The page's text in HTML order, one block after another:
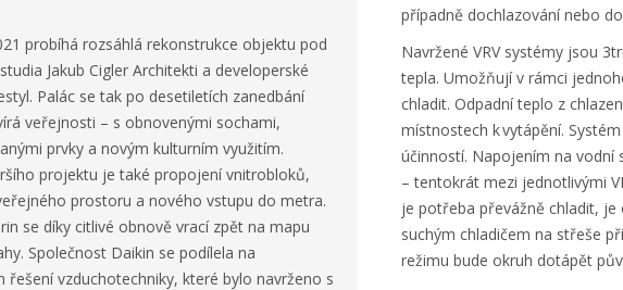
probíhá rozsáhlá rekonstrukce objektu pod
Jakub Cigler Architekti a developerské
Palác se tak po desetiletích zanedbání
veřejnosti – s obnovenými sochami,
prvky a novým kulturním využitím.
projektu je také propojení vnitrobloků,
prostoru a nového vstupu do metra.
se díky citlivé obnově vrací zpět na mapu
Společnost Daikin se podílela na
řešení vzduchotechniky, které bylo navrženo s
případně dochlazování nebo
Navržené VRV systémy jsou
tepla. Umožňují v rámci
chladit. Odpadní teplo z
místnostech k vytápění.
účinností. Napojením na vodní
– tentokrát mezi jednotlivými
je potřeba převážně chladit,
suchým chladičem na střeše
režimu bude okruh dotápět